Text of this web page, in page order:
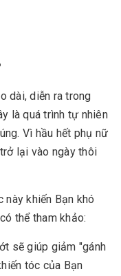
dài, diễn ra trong
là quá trình tự nhiên
Vì hầu hết phụ nữ
lại vào ngày thôi
này khiến Bạn khó
thể tham khảo:
sẽ giúp giảm "gánh
tóc của Bạn